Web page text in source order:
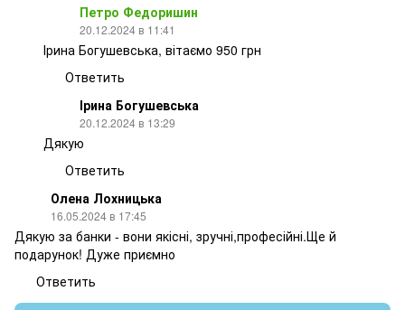
Петро Федоришин
20.12.2024 в 11:41
Ірина Богушевська, вітаємо 950 грн
Ответить
Ірина Богушевська
20.12.2024 в 13:29
Дякую
Ответить
Олена Лохницька
16.05.2024 в 17:45
Дякую за банки - вони якісні, зручні,професійні.Ще й
подарунок! Дуже приємно
Ответить